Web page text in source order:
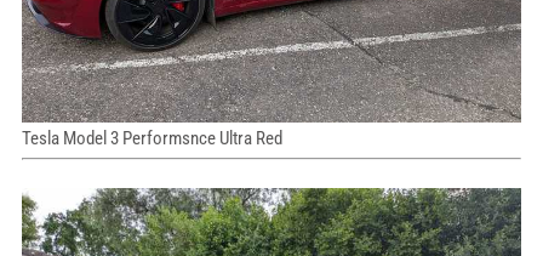
Tesla Model 3 Performsnce Ultra Red